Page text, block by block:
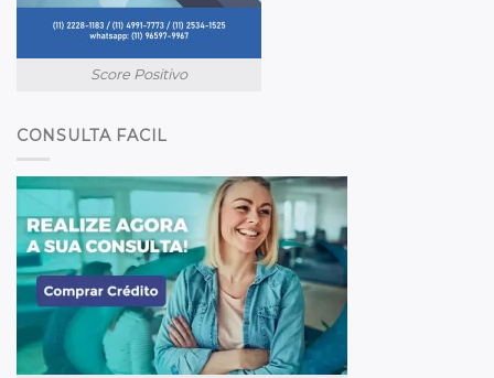
Score Positivo
CONSULTA FACIL